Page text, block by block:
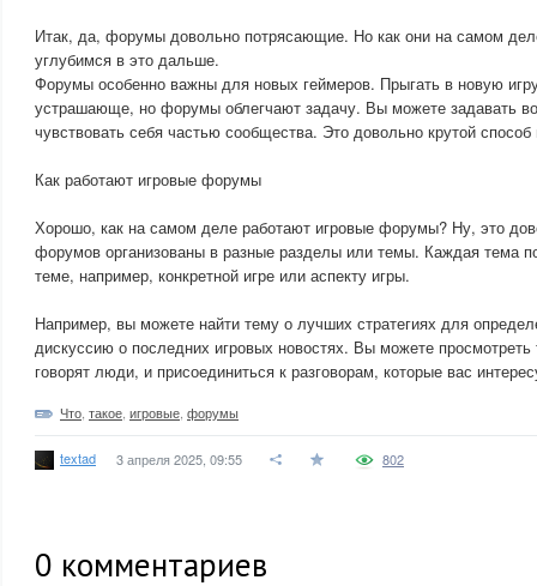
Итак, да, форумы довольно потрясающие. Но как они на самом
углубимся в это дальше.
Форумы особенно важны для новых геймеров. Прыгать в новую
устрашающе, но форумы облегчают задачу. Вы можете задавать
чувствовать себя частью сообщества. Это довольно крутой способ
Как работают игровые форумы
Хорошо, как на самом деле работают игровые форумы? Ну, это
форумов организованы в разные разделы или темы. Каждая тема
теме, например, конкретной игре или аспекту игры.
Например, вы можете найти тему о лучших стратегиях для
дискуссию о последних игровых новостях. Вы можете
говорят люди, и присоединиться к разговорам, которые вас
Что такое игровые форумы
textad 3 апреля 2025, 09:55 802
0 комментариев